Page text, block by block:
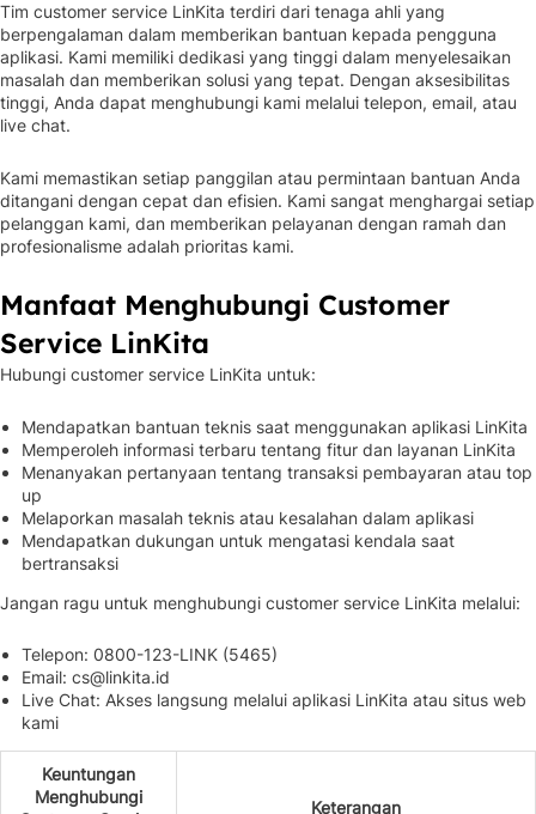
Tim customer service LinKita terdiri dari tenaga ahli yang
berpengalaman dalam memberikan bantuan kepada pengguna
aplikasi. Kami memiliki dedikasi yang tinggi dalam menyelesaikan
masalah dan memberikan solusi yang tepat. Dengan aksesibilitas
tinggi, Anda dapat menghubungi kami melalui telepon, email, atau
live chat.
Kami memastikan setiap panggilan atau permintaan bantuan Anda
ditangani dengan cepat dan efisien. Kami sangat menghargai setiap
pelanggan kami, dan memberikan pelayanan dengan ramah dan
profesionalisme adalah prioritas kami.
Manfaat Menghubungi Customer
Service LinKita
Hubungi customer service LinKita untuk:
Mendapatkan bantuan teknis saat menggunakan aplikasi LinKita
Memperoleh informasi terbaru tentang fitur dan layanan LinKita
Menanyakan pertanyaan tentang transaksi pembayaran atau top
up
Melaporkan masalah teknis atau kesalahan dalam aplikasi
Mendapatkan dukungan untuk mengatasi kendala saat
bertransaksi
Jangan ragu untuk menghubungi customer service LinKita melalui:
Telepon: 0800-123-LINK (5465)
Email:cs@linkita.id
Live Chat: Akses langsung melalui aplikasi LinKita atau situs web
kami
Keuntungan
Menghubungi
Keterangan